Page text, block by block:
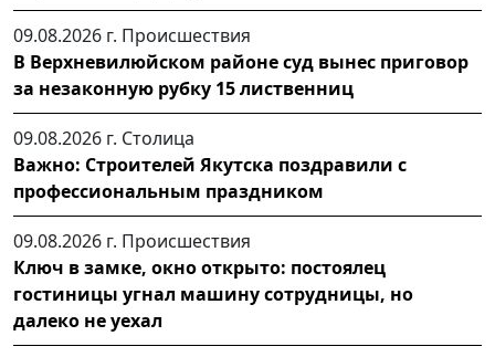
09.08.2026 г. Происшествия
В Верхневилюйском районе суд вынес приговор
за незаконную рубку 15 лиственниц
09.08.2026 г. Столица
Важно: Строителей Якутска поздравили с
профессиональным праздником
09.08.2026 г. Происшествия
Ключ в замке, окно открыто: постоялец
гостиницы угнал машину сотрудницы, но
далеко не уехал